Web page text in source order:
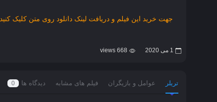
جهت خرید این فیلم و دریافت لینک دانلود روی متن کلیک کنید
1 می 2020 668 views
تریلر عوامل و بازیگران فیلم های مشابه دیدگاه ها 0